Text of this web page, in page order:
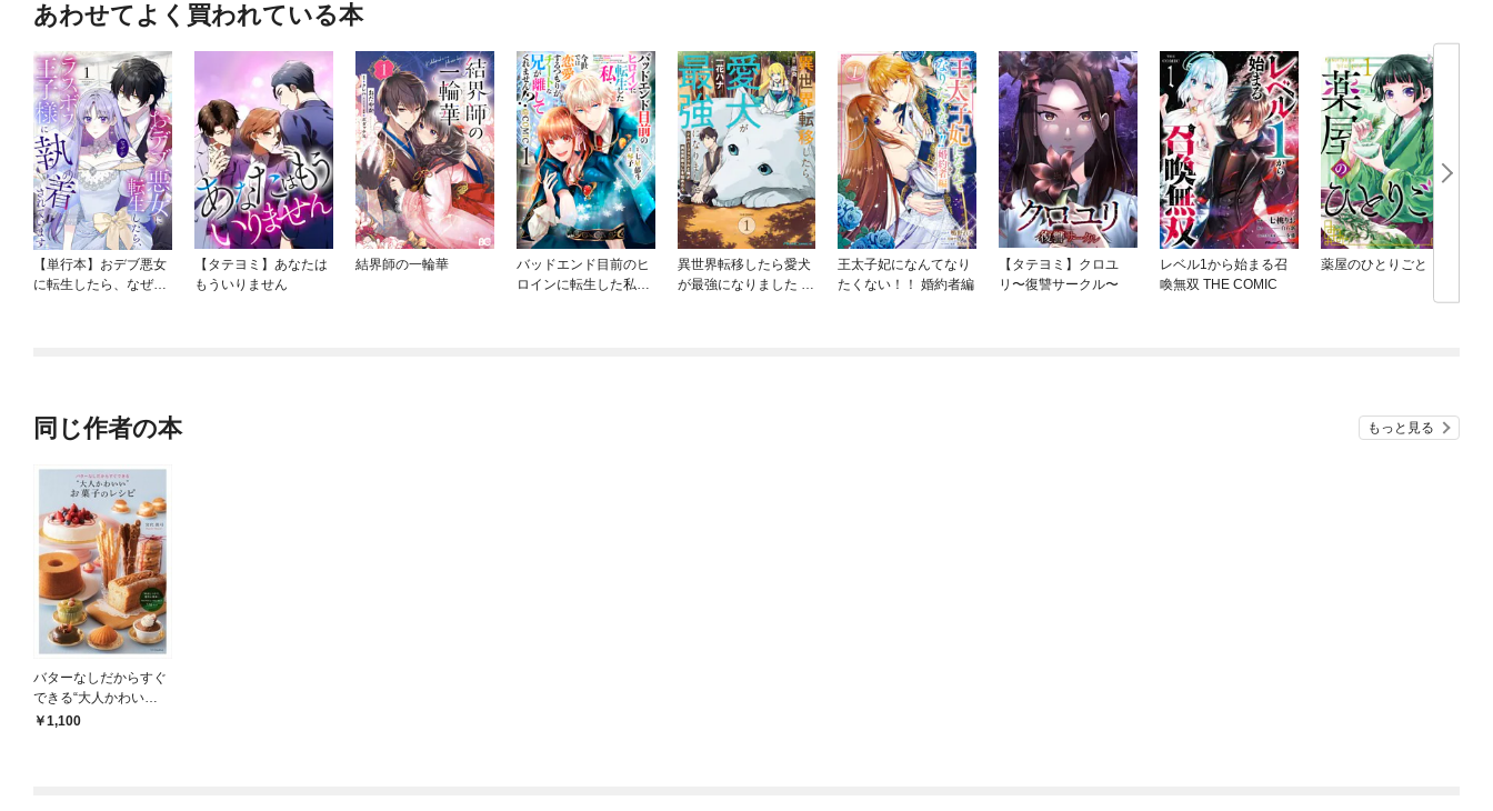
あわせてよく買われている本
【単行本】おデブ悪女
に転生したら、なぜか
【タテヨミ】あなたは
もういりません
結界師の一輪華
バッドエンド目前のヒ
ロインに転生した私、
異世界転移したら愛犬
が最強になりました ～
王太子妃になんてなり
たくない！！ 婚約者編
【タテヨミ】クロユ
リ〜復讐サークル〜
レベル1から始まる召
喚無双 THE COMIC
薬屋のひとりごと
同じ作者の本 もっと見る
バターなしだからすぐ
できる“大人かわい
い”お菓子のレシピ
1,100